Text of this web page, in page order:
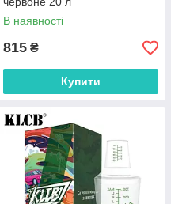
В наявності
815 ₴
Купити